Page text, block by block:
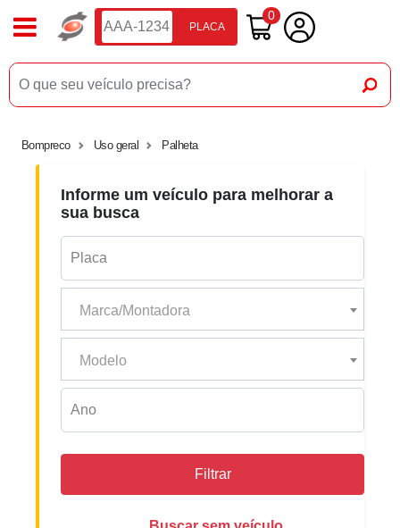
PLACA
0
Bompreco Uso geral Palheta
Informe um veículo para melhorar a
sua busca
Marca/Montadora
Modelo
Filtrar